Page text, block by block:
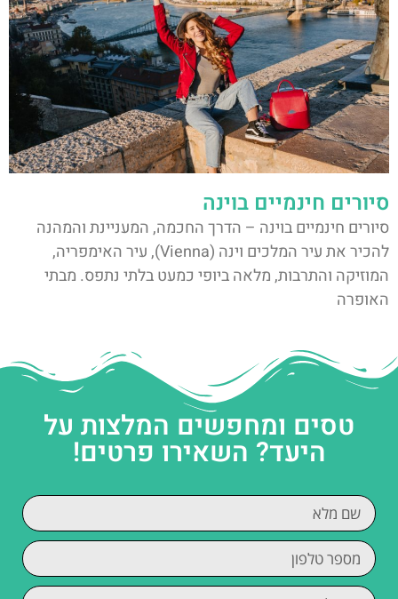
סיורים חינמיים בוינה
סיורים חינמיים בוינה – הדרך החכמה, המעניינת והמהנה
להכיר את עיר המלכים וינה (Vienna), עיר האימפריה,
המוזיקה והתרבות, מלאה ביופי כמעט בלתי נתפס. מבתי
האופרה
טסים ומחפשים המלצות על
היעד? השאירו פרטים!